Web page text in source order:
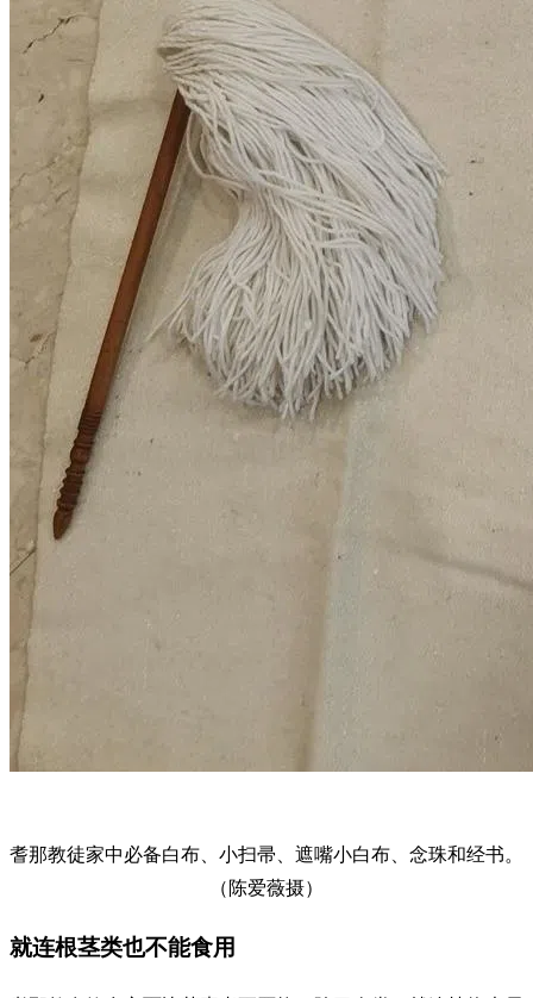
耆那教徒家中必备白布、小扫帚、遮嘴小白布、念珠和经书。
（陈爱薇摄）
就连根茎类也不能食用